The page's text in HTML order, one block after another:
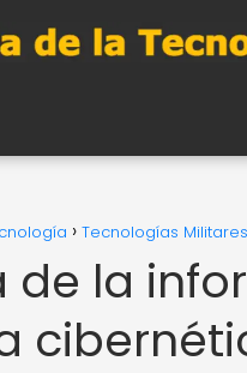
Tecnologías Militares
de la